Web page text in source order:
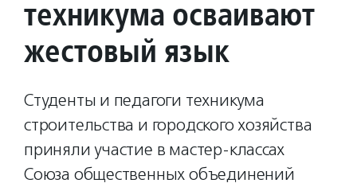
техникума осваивают
жестовый язык
Студенты и педагоги техникума
строительства и городского хозяйства
приняли участие в мастер-классах
Союза общественных объединений